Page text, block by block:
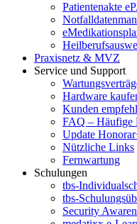
Patientenakte
Praxisnetz & MVZ
Service und Support
Hardware
Kunden
FAQ – Häufige
Update
Nützliche Links
Fernwartung
Schulungen
tbs-
tbs-
Security